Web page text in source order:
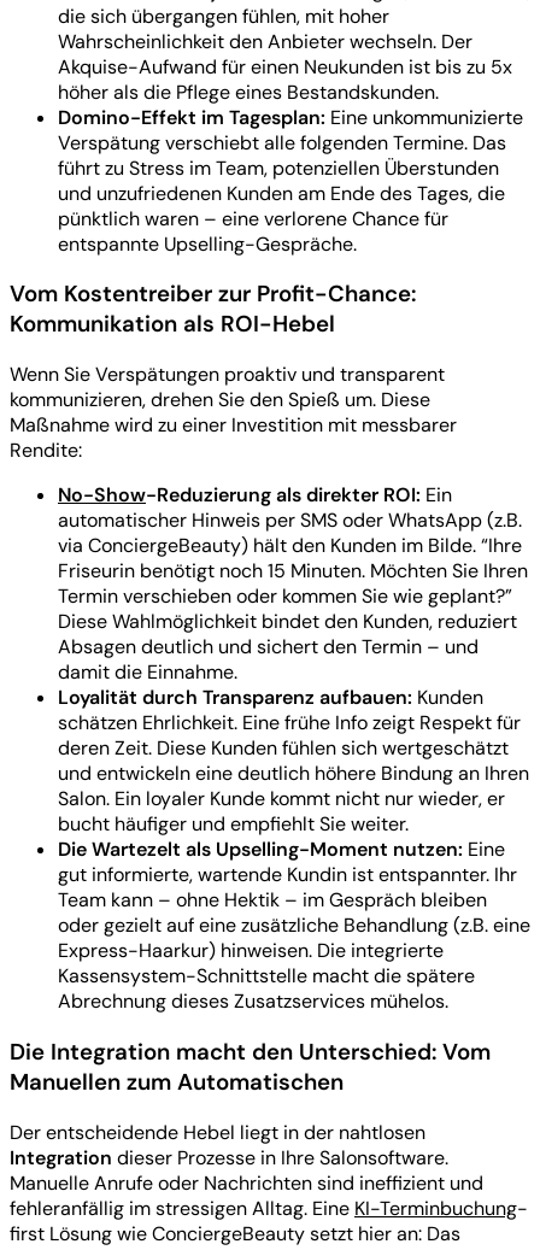
die sich übergangen fühlen, mit hoher
Wahrscheinlichkeit den Anbieter wechseln. Der
Akquise-Aufwand für einen Neukunden ist bis zu 5x
höher als die Pflege eines Bestandskunden.
Domino-Effekt im Tagesplan: Eine unkommunizierte
Verspätung verschiebt alle folgenden Termine. Das
führt zu Stress im Team, potenziellen Überstunden
und unzufriedenen Kunden am Ende des Tages, die
pünktlich waren – eine verlorene Chance für
entspannte Upselling-Gespräche.
Vom Kostentreiber zur Profit-Chance:
Kommunikation als ROI-Hebel
Wenn Sie Verspätungen proaktiv und transparent
kommunizieren, drehen Sie den Spieß um. Diese
Maßnahme wird zu einer Investition mit messbarer
Rendite:
No-Show-Reduzierung als direkter ROI: Ein
automatischer Hinweis per SMS oder WhatsApp (z.B.
via ConciergeBeauty) hält den Kunden im Bilde. “Ihre
Friseurin benötigt noch 15 Minuten. Möchten Sie Ihren
Termin verschieben oder kommen Sie wie geplant?”
Diese Wahlmöglichkeit bindet den Kunden, reduziert
Absagen deutlich und sichert den Termin – und
damit die Einnahme.
Loyalität durch Transparenz aufbauen: Kunden
schätzen Ehrlichkeit. Eine frühe Info zeigt Respekt für
deren Zeit. Diese Kunden fühlen sich wertgeschätzt
und entwickeln eine deutlich höhere Bindung an Ihren
Salon. Ein loyaler Kunde kommt nicht nur wieder, er
bucht häufiger und empfiehlt Sie weiter.
Die Wartezelt als Upselling-Moment nutzen: Eine
gut informierte, wartende Kundin ist entspannter. Ihr
Team kann – ohne Hektik – im Gespräch bleiben
oder gezielt auf eine zusätzliche Behandlung (z.B. eine
Express-Haarkur) hinweisen. Die integrierte
Kassensystem-Schnittstelle macht die spätere
Abrechnung dieses Zusatzservices mühelos.
Die Integration macht den Unterschied: Vom
Manuellen zum Automatischen
Der entscheidende Hebel liegt in der nahtlosen
Integration dieser Prozesse in Ihre Salonsoftware.
Manuelle Anrufe oder Nachrichten sind ineffizient und
fehleranfällig im stressigen Alltag. Eine KI-Terminbuchung-
first Lösung wie ConciergeBeauty setzt hier an: Das